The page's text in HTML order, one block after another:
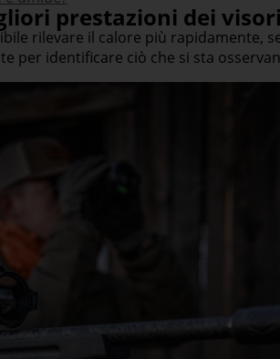
prestazioni dei
rilevare il calore più rapidamente,
per identificare ciò che si sta